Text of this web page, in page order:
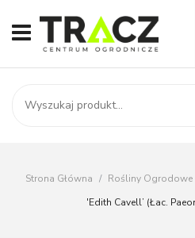
START
SKLEP
AKTUALNOŚCI
Kontakt
Brak
Strona Główna / Rośliny Ogrodowe
'Edith Cavell’ (Łac.